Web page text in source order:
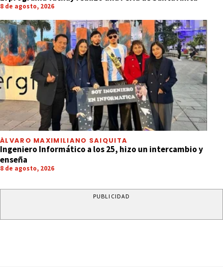
8 de agosto, 2026
ÁLVARO MAXIMILIANO SAIQUITA
Ingeniero Informático a los 25, hizo un intercambio y
enseña
8 de agosto, 2026
PUBLICIDAD